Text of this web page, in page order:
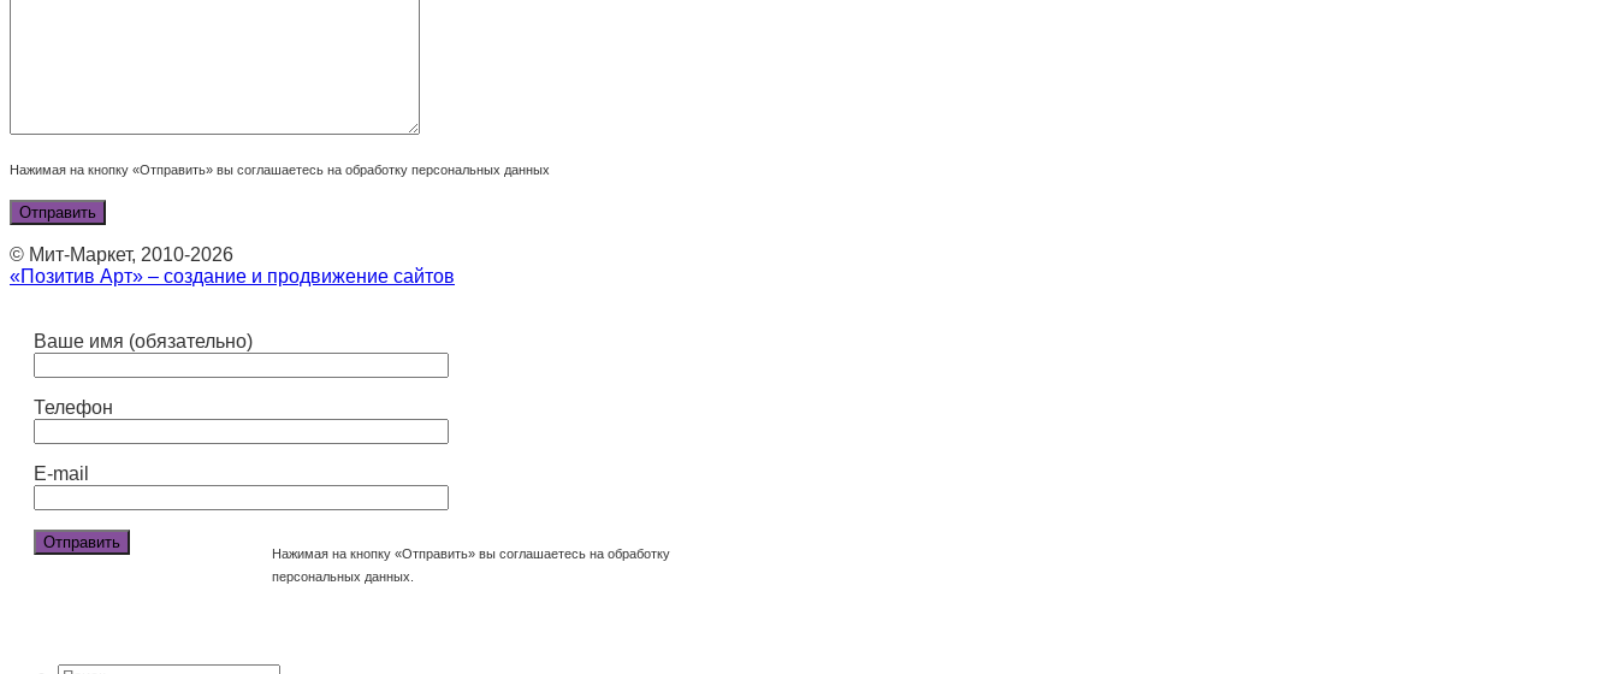
Нажимая на кнопку «Отправить» вы соглашаетесь на обработку персональных данных
© Мит-Маркет, 2010-2026
«Позитив Арт» – создание и продвижение сайтов
Ваше имя (обязательно)
Телефон
E-mail
Нажимая на кнопку «Отправить» вы соглашаетесь на обработку
персональных данных.